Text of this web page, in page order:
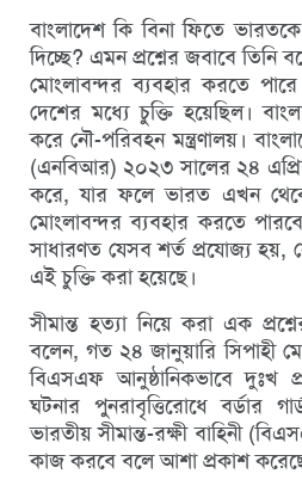
বাংলাদেশ কি বিনা ফিতে
দিচ্ছে? এমন প্রশ্নের জবাবে তি‌নি
মোংলাবন্দর ব্যবহার করতে
দেশের মধ্যে চুক্তি হয়েছিল।
করে নৌ-পরিবহন মন্ত্রণালয়।
(এনবিআর) ২০২৩ সালের ২৪
করে, যার ফলে ভারত এখন থেকে
মোংলাবন্দর ব্যবহার করতে
সাধারণত যেসব শর্ত প্রযোজ্য হয়,
এই চুক্তি করা হয়েছে।
সীমান্ত হত্যা নিয়ে করা এক
ব‌লেন, গত ২৪ জানুয়ারি সিপাহী
বিএসএফ আনুষ্ঠানিকভাবে দুঃখ
ঘটনার পুনরাবৃত্তিরোধে বর্ডার
ভারতীয় সীমান্ত-রক্ষী বাহিনী
কাজ করবে বলে আশা প্রকাশ